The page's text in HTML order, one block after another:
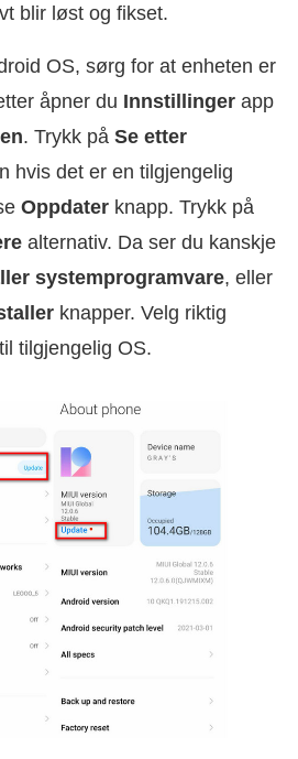
blir løst og fikset.
OS, sørg for at enheten er
åpner du Innstillinger app
. Trykk på Se etter
hvis det er en tilgjengelig
Oppdater knapp. Trykk på
alternativ. Da ser du kanskje
systemprogramvare, eller
knapper. Velg riktig
tilgjengelig OS.